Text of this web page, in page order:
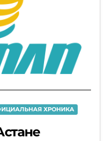
ХРОНИКА